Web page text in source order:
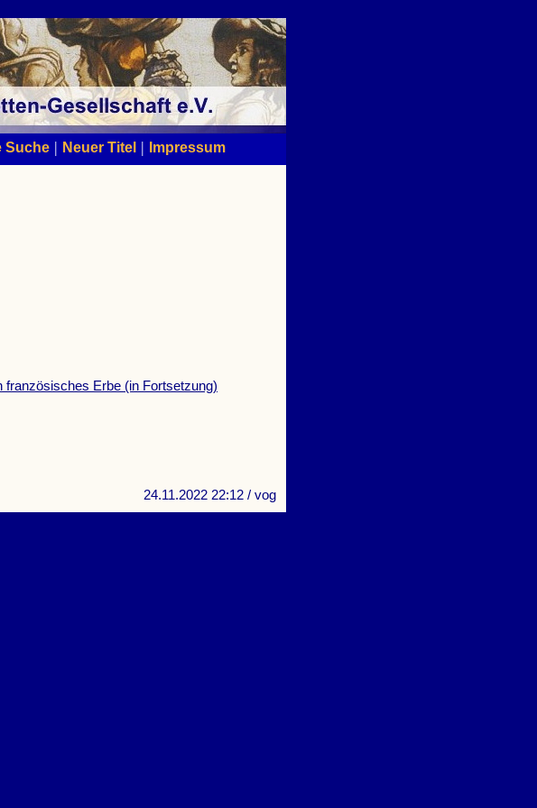
Suche | Neuer Titel | Impressum
französisches Erbe (in Fortsetzung)
24.11.2022 22:12 / vog